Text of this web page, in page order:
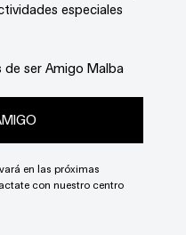
12 de Julio y el 13 de
bookcel 80 gr.
especiales
ser Amigo Malba
en las próximas
con nuestro centro